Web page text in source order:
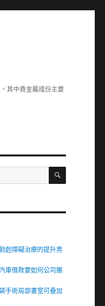
其中貴金屬成份主要
搜
起障礙治療的提升男
車借款要如何公司團
手術局部畫室可疊加